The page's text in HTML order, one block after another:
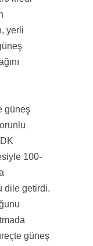
yerli
güneş
100-
dile getirdi.
güneş